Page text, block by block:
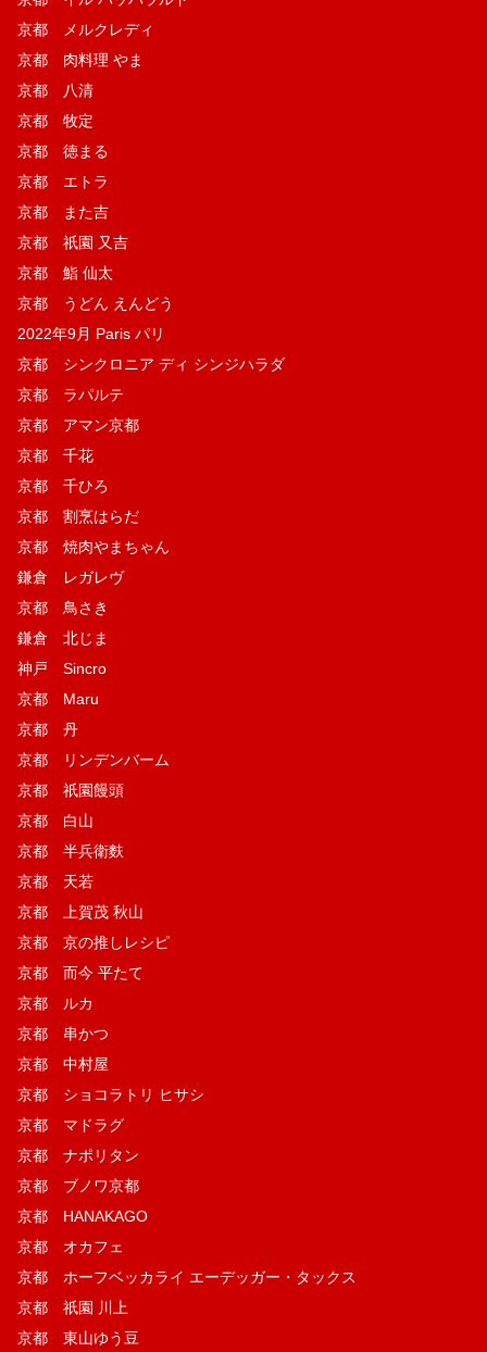
京都 メルクレディ
京都 肉料理 やま
京都 八清
京都 牧定
京都 徳まる
京都 エトラ
京都 また吉
京都 祇園 又吉
京都 鮨 仙太
京都 うどん えんどう
2022年9月 Paris パリ
京都 シンクロニア ディ シンジハラダ
京都 ラパルテ
京都 アマン京都
京都 千花
京都 千ひろ
京都 割烹はらだ
京都 焼肉やまちゃん
鎌倉 レガレヴ
京都 鳥さき
鎌倉 北じま
神戸 Sincro
京都 Maru
京都 丹
京都 リンデンバーム
京都 祇園饅頭
京都 白山
京都 半兵衛麩
京都 天若
京都 上賀茂 秋山
京都 京の推しレシピ
京都 而今 平たて
京都 ルカ
京都 串かつ
京都 中村屋
京都 ショコラトリ ヒサシ
京都 マドラグ
京都 ナポリタン
京都 ブノワ京都
京都 HANAKAGO
京都 オカフェ
京都 ホーフベッカライ エーデッガー・タックス
京都 祇園 川上
京都 東山ゆう豆